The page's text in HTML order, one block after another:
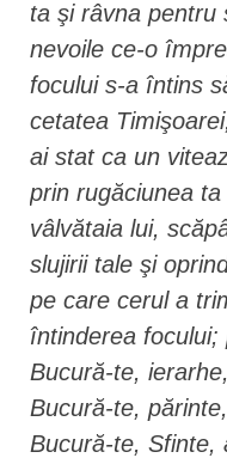
ta şi râvna pentru
nevoile ce-o
focului s-a întins
cetatea
ai stat ca un
prin rugăciunea
vâlvătaia lui,
slujirii tale şi
pe care cerul a
întinderea
Bucură-te,
Bucură-te,
Bucură-te, Sfinte,